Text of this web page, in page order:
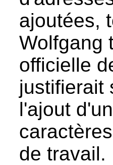
ajoutées,
Wolfgang
officielle
justifierait
l'ajout
de travail.